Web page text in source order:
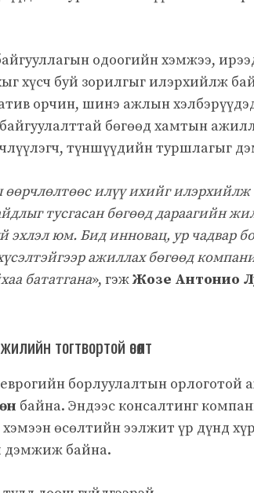
одоогийн хэмжээ,
хүсч буй зорилгыг илэрхийлж
орчин, шинэ ажлын
бөгөөд хамтын
түншүүдийн туршлагыг
илүү ихийг
тусгасан бөгөөд дараагийн
эхлэл юм. Бид инновац, ур чадвар
ажиллах бөгөөд
бататгана», гэжЖозе Антонио
тогтвортой өсөлт
борлуулалтын орлоготой
байна. Эндээс консалтинг
өсөлтийн ээлжит үр дүнд
дэмжиж байна.